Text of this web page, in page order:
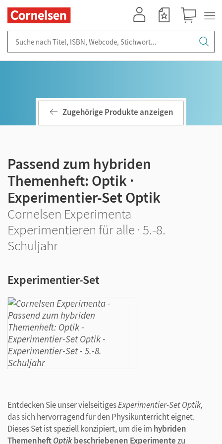
Zugehörige Produkte anzeigen
Passend zum hybriden
Themenheft: Optik ·
Experimentier-Set Optik
Cornelsen Experimenta
Experimentieren für alle · 5.-8.
Schuljahr
Experimentier-Set
Entdecken Sie unser vielseitigesExperimentier-Set Optik,
das sich hervorragend für den Physikunterricht eignet.
Dieses Set ist speziell konzipiert, um die im hybriden
ThemenheftOptikbeschriebenen Experimentezu